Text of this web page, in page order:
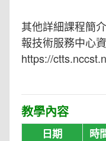
其他詳細課程簡
報技術服務中心
https://
教學內容
日期 時